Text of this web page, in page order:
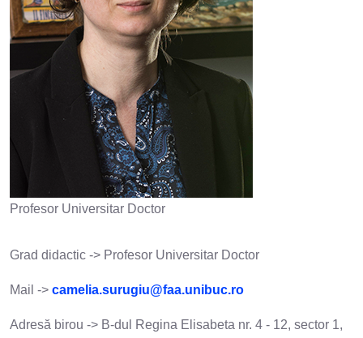
Profesor Universitar Doctor
Grad didactic -> Profesor Universitar Doctor
Mail -> camelia.surugiu@faa.unibuc.ro
Adresă birou -> B-dul Regina Elisabeta nr. 4 - 12, sector 1,